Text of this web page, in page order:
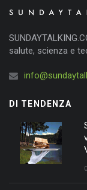
salute, scienza e
DI TENDENZA